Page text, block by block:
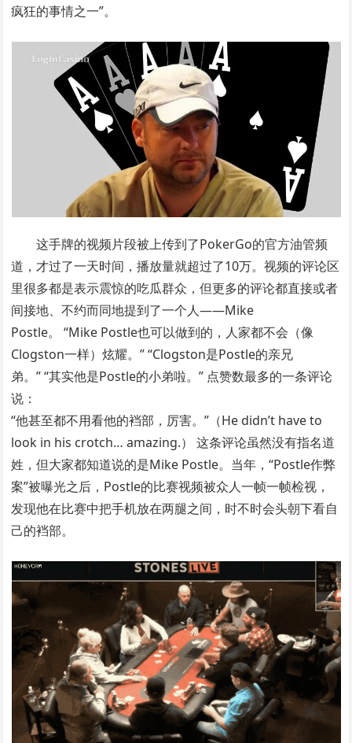
疯狂的事情之一”。
这手牌的视频片段被上传到了PokerGo的官方油管频
道，才过了一天时间，播放量就超过了10万。视频的评论区
里很多都是表示震惊的吃瓜群众，但更多的评论都直接或者
间接地、不约而同地提到了一个人——Mike
Postle。 “Mike Postle也可以做到的，人家都不会（像
Clogston一样）炫耀。” “Clogston是Postle的亲兄
弟。” “其实他是Postle的小弟啦。” 点赞数最多的一条评论
说：
“他甚至都不用看他的裆部，厉害。”（He didn’t have to
look in his crotch… amazing.） 这条评论虽然没有指名道
姓，但大家都知道说的是Mike Postle。当年，“Postle作弊
案”被曝光之后，Postle的比赛视频被众人一帧一帧检视，
发现他在比赛中把手机放在两腿之间，时不时会头朝下看自
己的裆部。